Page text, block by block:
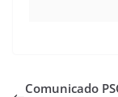
Comunicado